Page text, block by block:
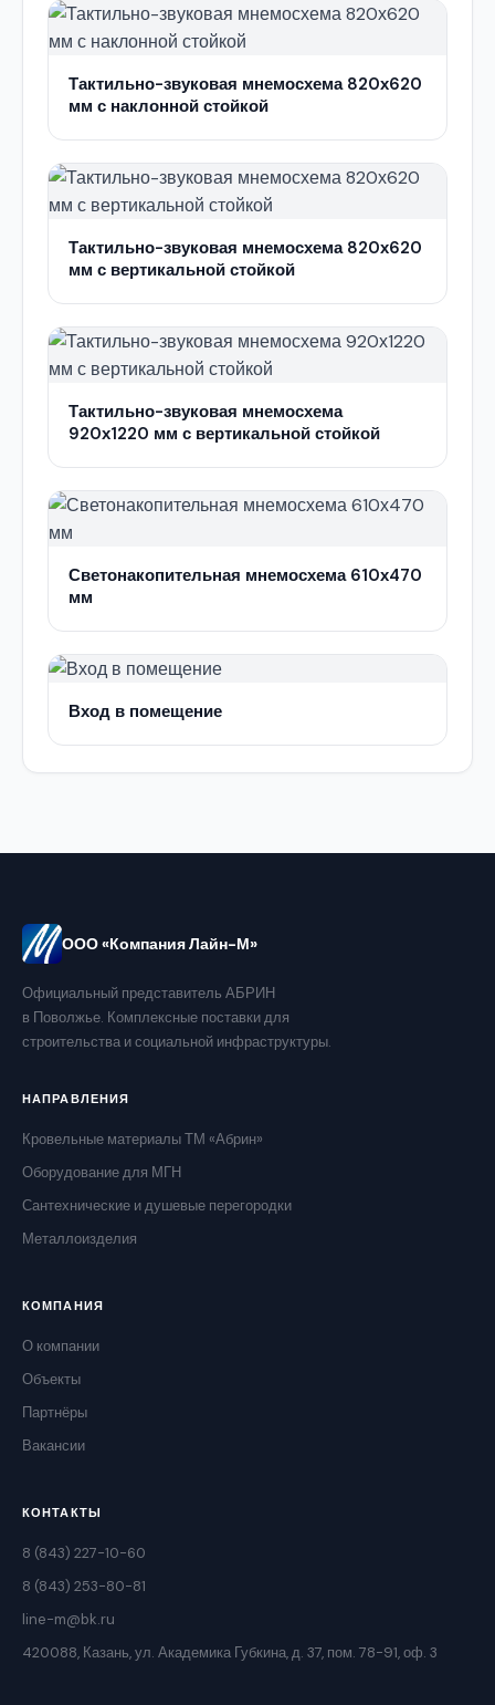
Тактильно-звуковая мнемосхема 820х620
мм с наклонной стойкой
Тактильно-звуковая мнемосхема 820х620
мм с вертикальной стойкой
Тактильно-звуковая мнемосхема
920х1220 мм с вертикальной стойкой
Светонакопительная мнемосхема 610х470
мм
Вход в помещение
ООО «Компания Лайн-М»
Официальный представитель АБРИН
в Поволжье. Комплексные поставки для
строительства и социальной инфраструктуры.
НАПРАВЛЕНИЯ
Кровельные материалы ТМ «Абрин»
Оборудование для МГН
Сантехнические и душевые перегородки
Металлоизделия
КОМПАНИЯ
О компании
Объекты
Партнёры
Вакансии
КОНТАКТЫ
8 (843) 227-10-60
8 (843) 253-80-81
line-m@bk.ru
420088, Казань, ул. Академика Губкина, д. 37, пом. 78-91, оф. 3